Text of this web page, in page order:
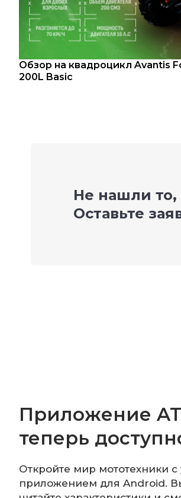
Обзор на квадроцикл Avantis
200L Basic
Не нашли то,
Оставьте
Приложение
теперь
Откройте мир мототехники
приложением для Android.